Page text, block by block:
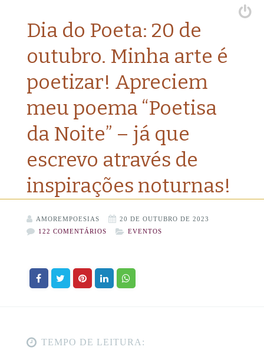
Dia do Poeta: 20 de
outubro. Minha arte é
poetizar! Apreciem
meu poema “Poetisa
da Noite” – já que
escrevo através de
inspirações noturnas!
AMOREMPOESIAS
20 DE OUTUBRO DE 2023
122 COMENTÁRIOS
EVENTOS
TEMPO DE LEITURA: